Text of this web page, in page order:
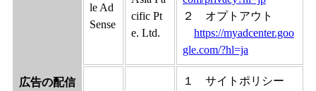
広告の配信
le Ad
Sense
cific Pt
e. Ltd.
２ オプトアウト
https://myadcenter.goo
gle.com/?hl=ja
１ サイトポリシー